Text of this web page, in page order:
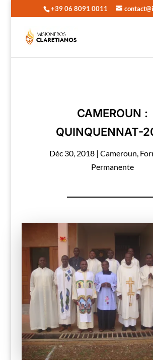
+39 06 8091 0011
CAMEROUN :
QUINQUENNAT-
Déc 30, 2018| Cameroun,
Permanente